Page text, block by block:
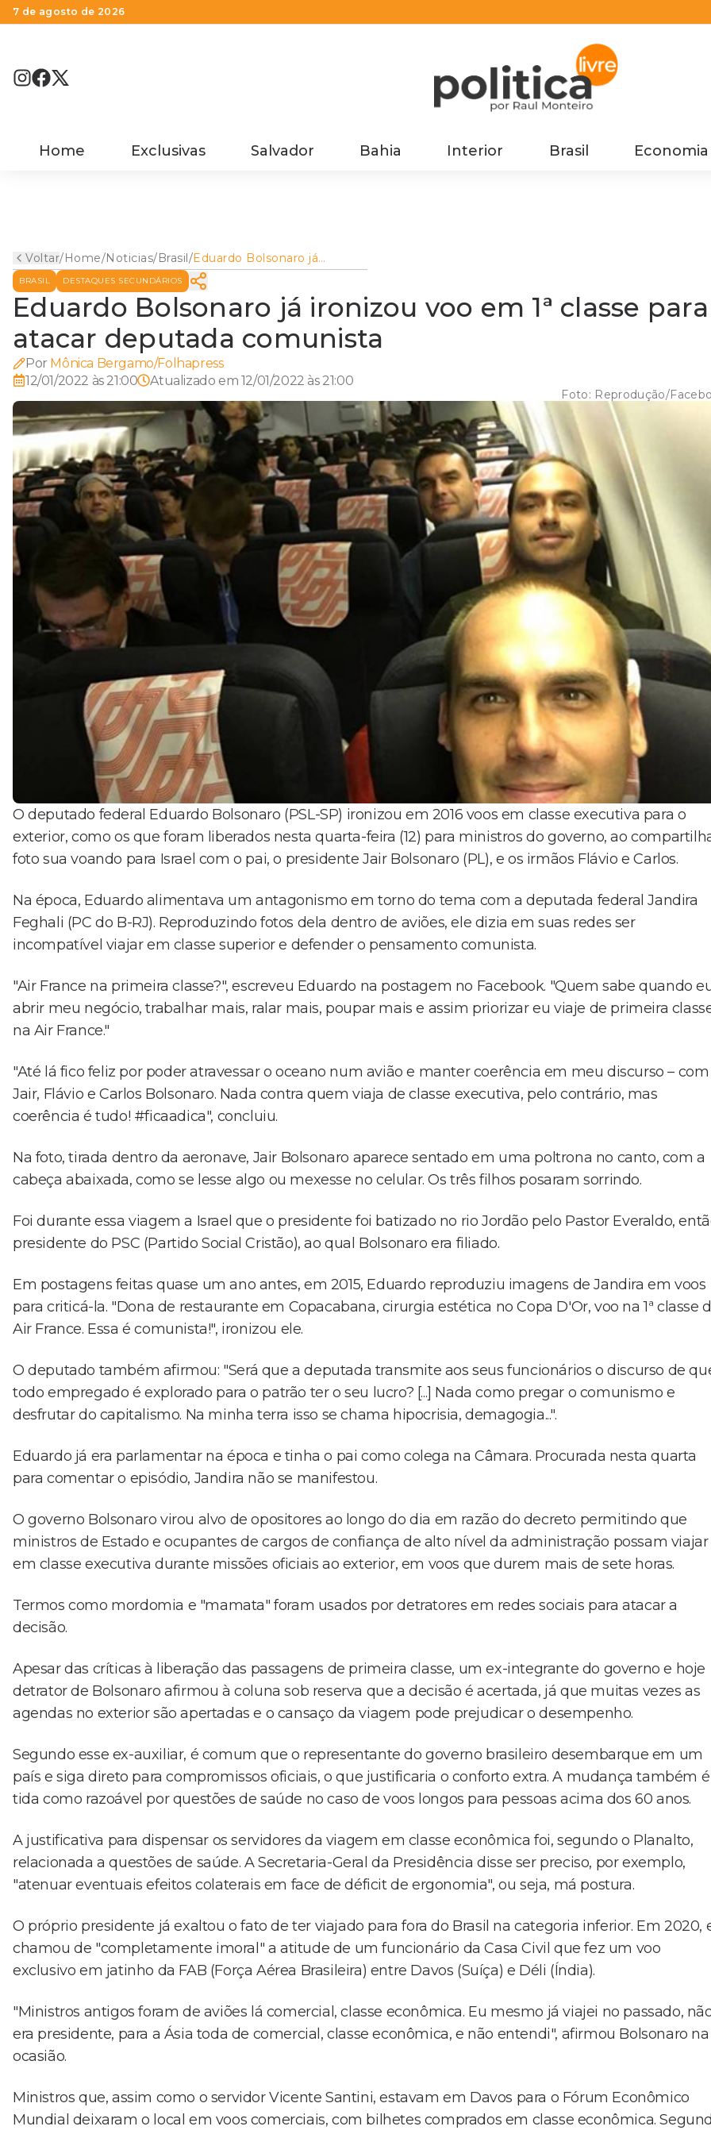
7 de agosto de 2026
Home Exclusivas Salvador Bahia Interior Brasil Economia
Voltar/Home/Noticias/Brasil/Eduardo Bolsonaro já
ironizou voo em 1ª classe
para atacar deputada
BRASIL DESTAQUES SECUNDÁRIOS
Eduardo Bolsonaro já ironizou voo em 1ª classe para
atacar deputada comunista
Por Mônica Bergamo/Folhapress
12/01/2022 às 21:00
Atualizado em 12/01/2022 às 21:00
Foto: Reprodução/
O deputado federal Eduardo Bolsonaro (PSL-SP) ironizou em 2016 voos em classe executiva para o
exterior, como os que foram liberados nesta quarta-feira (12) para ministros do governo, ao
foto sua voando para Israel com o pai, o presidente Jair Bolsonaro (PL), e os irmãos Flávio e Carlos.
Na época, Eduardo alimentava um antagonismo em torno do tema com a deputada federal Jandira
Feghali (PC do B-RJ). Reproduzindo fotos dela dentro de aviões, ele dizia em suas redes ser
incompatível viajar em classe superior e defender o pensamento comunista.
"Air France na primeira classe?", escreveu Eduardo na postagem no Facebook. "Quem sabe quando
abrir meu negócio, trabalhar mais, ralar mais, poupar mais e assim priorizar eu viaje de primeira
na Air France."
"Até lá fico feliz por poder atravessar o oceano num avião e manter coerência em meu discurso – com
Jair, Flávio e Carlos Bolsonaro. Nada contra quem viaja de classe executiva, pelo contrário, mas
coerência é tudo! #ficaadica", concluiu.
Na foto, tirada dentro da aeronave, Jair Bolsonaro aparece sentado em uma poltrona no canto, com a
cabeça abaixada, como se lesse algo ou mexesse no celular. Os três filhos posaram sorrindo.
Foi durante essa viagem a Israel que o presidente foi batizado no rio Jordão pelo Pastor Everaldo,
presidente do PSC (Partido Social Cristão), ao qual Bolsonaro era filiado.
Em postagens feitas quase um ano antes, em 2015, Eduardo reproduziu imagens de Jandira em voos
para criticá-la. "Dona de restaurante em Copacabana, cirurgia estética no Copa D'Or, voo na 1ª classe
Air France. Essa é comunista!", ironizou ele.
O deputado também afirmou: "Será que a deputada transmite aos seus funcionários o discurso de
todo empregado é explorado para o patrão ter o seu lucro? [...] Nada como pregar o comunismo e
desfrutar do capitalismo. Na minha terra isso se chama hipocrisia, demagogia...".
Eduardo já era parlamentar na época e tinha o pai como colega na Câmara. Procurada nesta quarta
para comentar o episódio, Jandira não se manifestou.
O governo Bolsonaro virou alvo de opositores ao longo do dia em razão do decreto permitindo que
ministros de Estado e ocupantes de cargos de confiança de alto nível da administração possam viajar
em classe executiva durante missões oficiais ao exterior, em voos que durem mais de sete horas.
Termos como mordomia e "mamata" foram usados por detratores em redes sociais para atacar a
decisão.
Apesar das críticas à liberação das passagens de primeira classe, um ex-integrante do governo e hoje
detrator de Bolsonaro afirmou à coluna sob reserva que a decisão é acertada, já que muitas vezes as
agendas no exterior são apertadas e o cansaço da viagem pode prejudicar o desempenho.
Segundo esse ex-auxiliar, é comum que o representante do governo brasileiro desembarque em um
país e siga direto para compromissos oficiais, o que justificaria o conforto extra. A mudança também é
tida como razoável por questões de saúde no caso de voos longos para pessoas acima dos 60 anos.
A justificativa para dispensar os servidores da viagem em classe econômica foi, segundo o Planalto,
relacionada a questões de saúde. A Secretaria-Geral da Presidência disse ser preciso, por exemplo,
"atenuar eventuais efeitos colaterais em face de déficit de ergonomia", ou seja, má postura.
O próprio presidente já exaltou o fato de ter viajado para fora do Brasil na categoria inferior. Em 2020,
chamou de "completamente imoral" a atitude de um funcionário da Casa Civil que fez um voo
exclusivo em jatinho da FAB (Força Aérea Brasileira) entre Davos (Suíça) e Déli (Índia).
"Ministros antigos foram de aviões lá comercial, classe econômica. Eu mesmo já viajei no passado,
era presidente, para a Ásia toda de comercial, classe econômica, e não entendi", afirmou Bolsonaro na
ocasião.
Ministros que, assim como o servidor Vicente Santini, estavam em Davos para o Fórum Econômico
Mundial deixaram o local em voos comerciais, com bilhetes comprados em classe econômica.